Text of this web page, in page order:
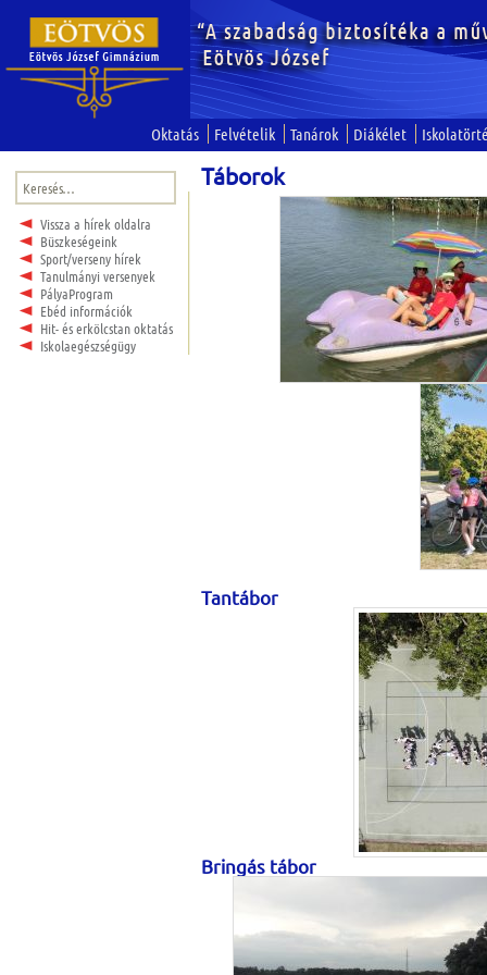
Oktatás Felvételik Tanárok Diákélet
Keresés:
Vissza a hírek oldalra
Büszkeségeink
Sport/verseny hírek
Tanulmányi versenyek
PályaProgram
Ebéd információk
Hit- és erkölcstan oktatás
Iskolaegészségügy
Táborok
Tantábor
Bringás tábor